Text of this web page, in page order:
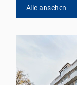
Alle ansehen